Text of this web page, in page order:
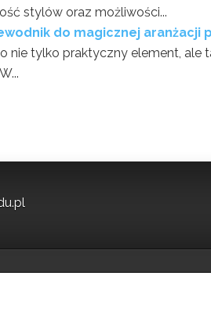
stylów oraz możliwości...
do magicznej
nie tylko praktyczny element, ale